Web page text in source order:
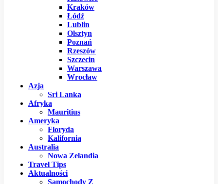
Kraków
Łódź
Lublin
Olsztyn
Poznań
Rzeszów
Szczecin
Warszawa
Wrocław
Azja
Sri Lanka
Afryka
Mauritius
Ameryka
Floryda
Kalifornia
Australia
Nowa Zelandia
Travel Tips
Aktualności
Samochody Z